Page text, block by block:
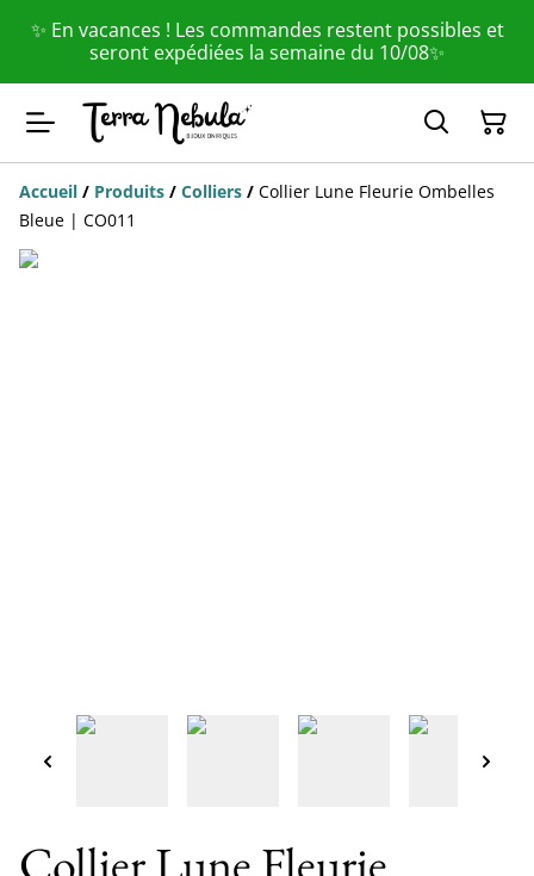
✨ En vacances ! Les commandes restent possibles et
seront expédiées la semaine du 10/08✨
Accueil / Produits / Colliers / Collier Lune Fleurie Ombelles
Bleue | CO011